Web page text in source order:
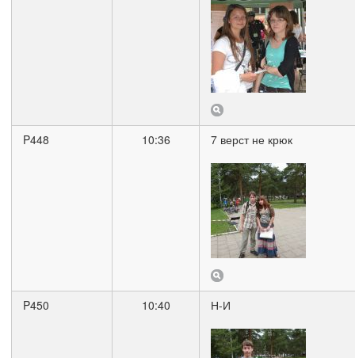
P448 10:36 7 верст не крюк
P450 10:40 Н-И